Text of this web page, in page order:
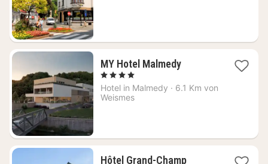
MY Hotel Malmedy1
ab
, 4 Sterne
Hotel in Malmedy · 6.1 Km von
Weismes
Hôtel Grand-Champ1